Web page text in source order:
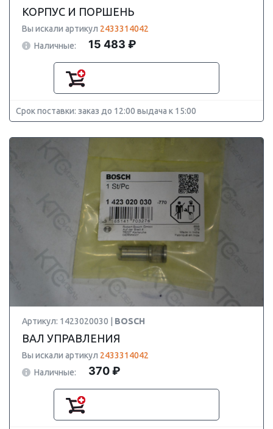
КОРПУС И ПОРШЕНЬ
Вы искали артикул 2433314042
Наличные:
15 483 ₽
Срок поставки: заказ до 12:00 выдача к 15:00
Артикул: 1423020030 | BOSCH
ВАЛ УПРАВЛЕНИЯ
Вы искали артикул 2433314042
Наличные:
370 ₽